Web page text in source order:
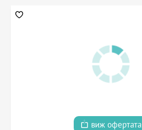
виж офертата